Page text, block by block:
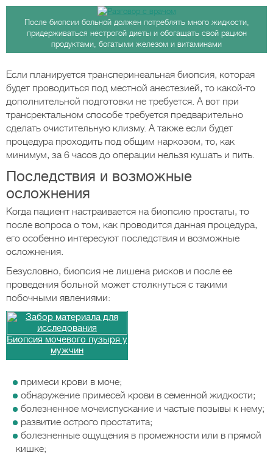
После биопсии больной должен потреблять много жидкости,
придерживаться нестрогой диеты и обогащать свой рацион
продуктами, богатыми железом и витаминами
Если планируется трансперинеальная биопсия, которая
будет проводиться под местной анестезией, то какой-то
дополнительной подготовки не требуется. А вот при
трансректальном способе требуется предварительно
сделать очистительную клизму. А также если будет
процедура проходить под общим наркозом, то, как
минимум, за 6 часов до операции нельзя кушать и пить.
Последствия и возможные
осложнения
Когда пациент настраивается на биопсию простаты, то
после вопроса о том, как проводится данная процедура,
его особенно интересуют последствия и возможные
осложнения.
Безусловно, биопсия не лишена рисков и после ее
проведения больной может столкнуться с такими
побочными явлениями:
Биопсия мочевого пузыря у
мужчин
примеси крови в моче;
обнаружение примесей крови в семенной жидкости;
болезненное мочеиспускание и частые позывы к нему;
развитие острого простатита;
болезненные ощущения в промежности или в прямой
кишке;